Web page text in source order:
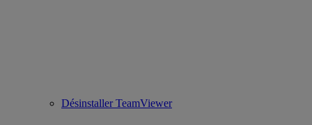
Désinstaller TeamViewer